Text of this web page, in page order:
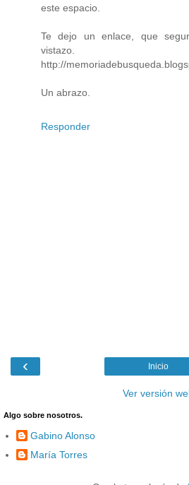
este espacio.
Te dejo un enlace, que
vistazo.
http://
Un abrazo.
Responder
‹ Inicio
Ver versión
Algo sobre nosotros.
Gabino Alonso
María Torres